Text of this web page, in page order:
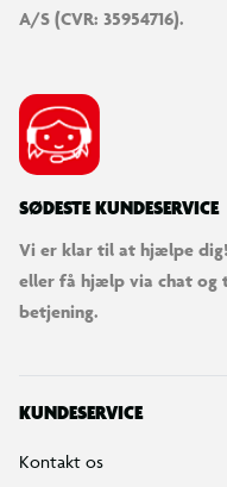
A/S (CVR: 35954716).
SØDESTE KUNDESERVICE
Vi er klar til at hjælpe
eller få hjælp via chat og
betjening.
KUNDESERVICE
Kontakt os